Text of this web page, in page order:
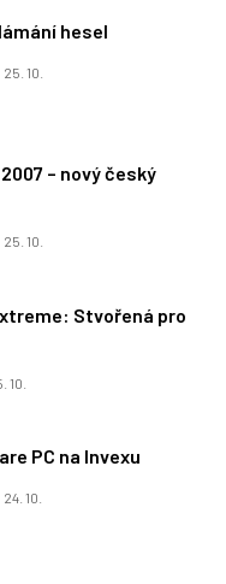
hesel
25. 10.
– nový český
25. 10.
Stvořená pro
10.
PC na Invexu
24. 10.